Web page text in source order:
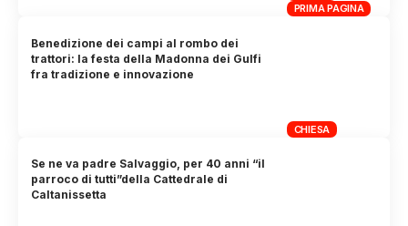
PRIMA PAGINA
CHIESA
Benedizione dei campi al rombo dei
trattori: la festa della Madonna dei Gulfi
fra tradizione e innovazione
Se ne va padre Salvaggio, per 40 anni “il
parroco di tutti”della Cattedrale di
Caltanissetta